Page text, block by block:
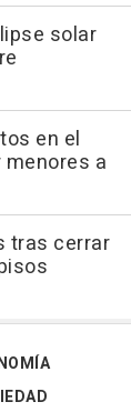
solar
en el
a
tras cerrar